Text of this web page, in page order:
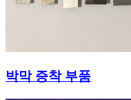
박막 증착 부품